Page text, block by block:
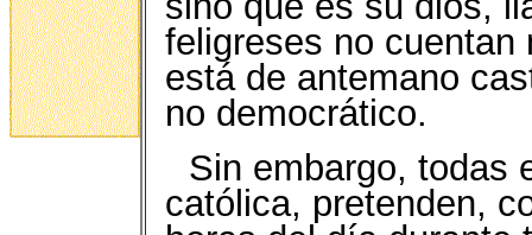
feligreses no cuentan
está de antemano
no democrático.
Sin embargo, todas
católica, pretenden,